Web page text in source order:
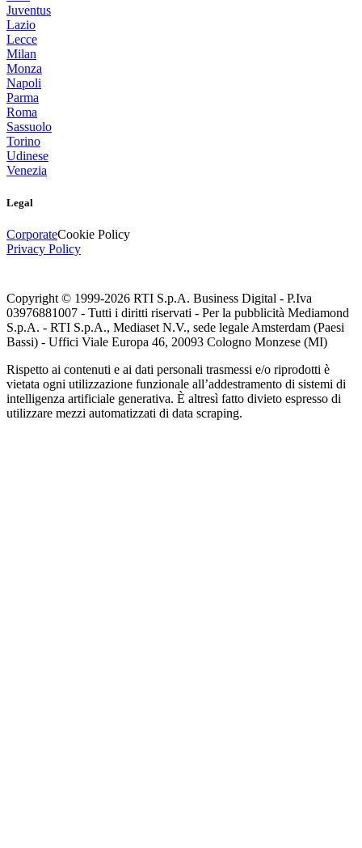
Juventus
Lazio
Lecce
Milan
Monza
Napoli
Parma
Roma
Sassuolo
Torino
Udinese
Venezia
Legal
CorporateCookie Policy
Privacy Policy
Copyright © 1999-2026 RTI S.p.A. Business Digital - P.Iva
03976881007 - Tutti i diritti riservati - Per la pubblicità Mediamond
S.p.A. - RTI S.p.A., Mediaset N.V., sede legale Amsterdam (Paesi
Bassi) - Uffici Viale Europa 46, 20093 Cologno Monzese (MI)
Rispetto ai contenuti e ai dati personali trasmessi e/o riprodotti è
vietata ogni utilizzazione funzionale all’addestramento di sistemi di
intelligenza artificiale generativa. È altresì fatto divieto espresso di
utilizzare mezzi automatizzati di data scraping.